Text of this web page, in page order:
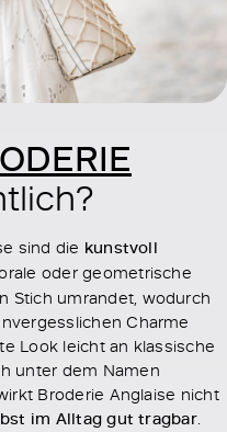
sind die kunstvoll
oder geometrische
Stich umrandet, wodurch
Charme
Look leicht an klassische
unter dem Namen
Broderie Anglaise nicht
im Alltag gut tragbar.